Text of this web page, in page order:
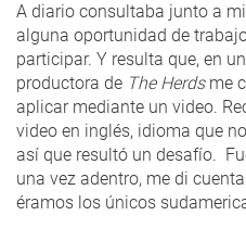
A diario consultaba junto a
alguna oportunidad de
participar. Y resulta que, en
productora de The Herds me
aplicar mediante un video.
video en inglés, idioma que
así que resultó un desafío.
una vez adentro, me di
éramos los únicos